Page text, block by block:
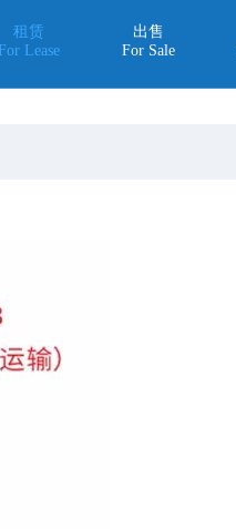
租赁
For Lease
出售
For Sale